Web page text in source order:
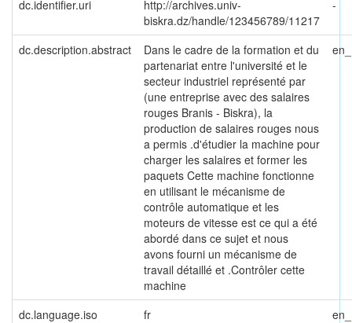
dc.identifier.uri
http://archives.univ-
biskra.dz/handle/123456789/11217
-
dc.description.abstract
Dans le cadre de la formation et du
partenariat entre l'université et le
secteur industriel représenté par
(une entreprise avec des salaires
rouges Branis - Biskra), la
production de salaires rouges nous
a permis .d'étudier la machine pour
charger les salaires et former les
paquets Cette machine fonctionne
en utilisant le mécanisme de
contrôle automatique et les
moteurs de vitesse est ce qui a été
abordé dans ce sujet et nous
avons fourni un mécanisme de
travail détaillé et .Contrôler cette
machine
dc.language.iso fr